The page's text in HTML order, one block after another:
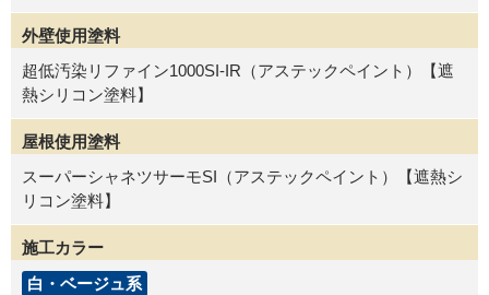
外壁使用塗料
超低汚染リファイン1000SI-IR（アステックペイント）【遮
熱シリコン塗料】
屋根使用塗料
スーパーシャネツサーモSI（アステックペイント）【遮熱シ
リコン塗料】
施工カラー
白・ベージュ系